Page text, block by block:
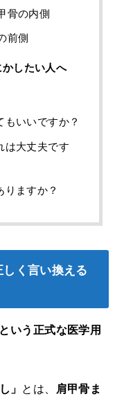
骨の内側
前側
したい人へ
いいですか？
は大丈夫です
りますか？
く言い換える
いう正式な医学用
」 とは、
肩甲骨ま